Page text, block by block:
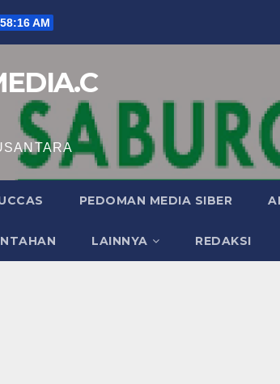
AM
PEDOMAN MEDIA SIBER
LAINNYA REDAKSI